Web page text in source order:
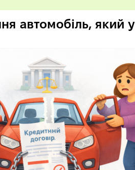
автомобіль, який у